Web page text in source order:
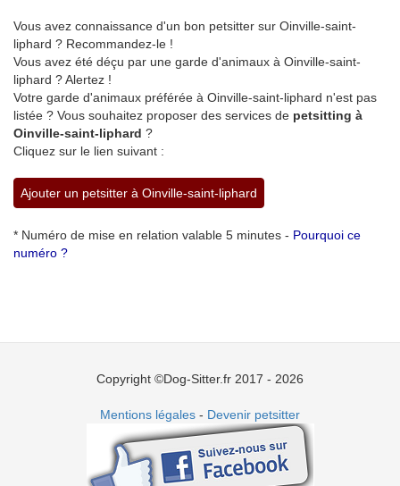
Vous avez connaissance d'un bon petsitter sur Oinville-saint-
liphard ? Recommandez-le !
Vous avez été déçu par une garde d'animaux à Oinville-saint-
liphard ? Alertez !
Votre garde d'animaux préférée à Oinville-saint-liphard n'est pas
listée ? Vous souhaitez proposer des services de petsitting à
Oinville-saint-liphard ?
Cliquez sur le lien suivant :
Ajouter un petsitter à Oinville-saint-liphard
* Numéro de mise en relation valable 5 minutes - Pourquoi ce
numéro ?
Copyright ©Dog-Sitter.fr 2017 - 2026
Mentions légales - Devenir petsitter